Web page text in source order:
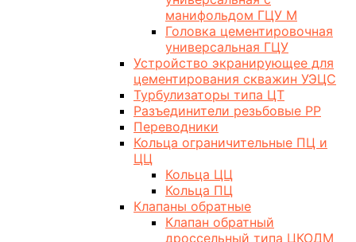
манифольдом ГЦУ М
Головка цементировочная
универсальная ГЦУ
Устройство экранирующее для
цементирования скважин УЭЦС
Турбулизаторы типа ЦТ
Разъединители резьбовые РР
Переводники
Кольца ограничительные ПЦ и
ЦЦ
Кольца ЦЦ
Кольца ПЦ
Клапаны обратные
Клапан обратный
дроссельный типа ЦКОДМ